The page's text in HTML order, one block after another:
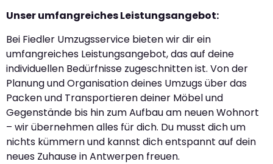
Unser umfangreiches Leistungsangebot:
Bei Fiedler Umzugsservice bieten wir dir ein
umfangreiches Leistungsangebot, das auf deine
individuellen Bedürfnisse zugeschnitten ist. Von der
Planung und Organisation deines Umzugs über das
Packen und Transportieren deiner Möbel und
Gegenstände bis hin zum Aufbau am neuen Wohnort
– wir übernehmen alles für dich. Du musst dich um
nichts kümmern und kannst dich entspannt auf dein
neues Zuhause in Antwerpen freuen.